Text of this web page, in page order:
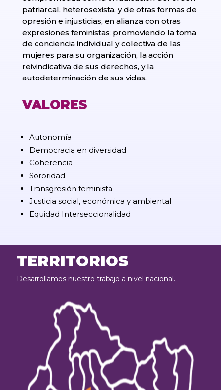
patriarcal, heterosexista, y de otras formas de
opresión e injusticias, en alianza con otras
expresiones feministas; promoviendo la toma
de conciencia individual y colectiva de las
mujeres para su organización, la acción
reivindicativa de sus derechos, y la
autodeterminación de sus vidas.
VALORES
Autonomía
Democracia en diversidad
Coherencia
Sororidad
Transgresión feminista
Justicia social, económica y ambiental
Equidad Interseccionalidad
TERRITORIOS
Desarrollamos nuestro trabajo a nivel nacional.